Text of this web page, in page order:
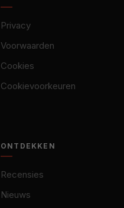
Privacy
Voorwaarden
Cookies
Cookievoorkeuren
ONTDEKKEN
Recensies
Nieuws